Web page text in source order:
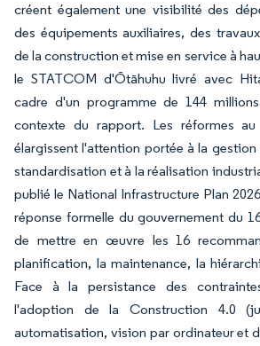
créent également une visibilité des
des équipements auxiliaires, des
de la construction et mise en service à
le STATCOM d'Ōtāhuhu livré avec
cadre d'un programme de 144
contexte du rapport. Les réformes
élargissent l'attention portée à la
standardisation et à la réalisation
publié le National Infrastructure Plan
réponse formelle du gouvernement du
de mettre en œuvre les 16
planification, la maintenance, la
Face à la persistance des
l'adoption de la Construction 4.0
automatisation, vision par ordinateur et